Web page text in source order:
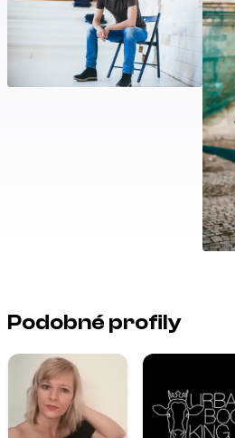
Podobné profily